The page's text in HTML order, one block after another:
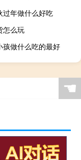
过年做什么好吃
怎么玩
孩做什么吃的最好
☚